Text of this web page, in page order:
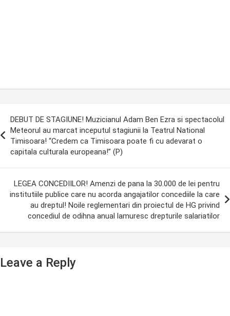
DEBUT DE STAGIUNE! Muzicianul Adam Ben Ezra si spectacolul
Meteorul au marcat inceputul stagiunii la Teatrul National
Timisoara! “Credem ca Timisoara poate fi cu adevarat o
capitala culturala europeana!” (P)
LEGEA CONCEDIILOR! Amenzi de pana la 30.000 de lei pentru
institutiile publice care nu acorda angajatilor concediile la care
au dreptul! Noile reglementari din proiectul de HG privind
concediul de odihna anual lamuresc drepturile salariatilor
Leave a Reply